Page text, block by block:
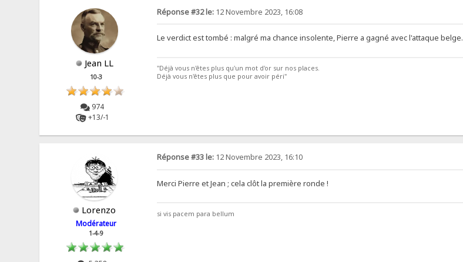
Jean LL
10-3
974
+13/-1
Réponse #32 le:12 Novembre 2023, 16:08
Le verdict est tombé : malgré ma chance insolente, Pierre a gagné avec l'attaque belge.
"Déjà vous n'êtes plus qu'un mot d'or sur nos places.
Déjà vous n'êtes plus que pour avoir péri"
Lorenzo
Modérateur
1-4-9
Réponse #33 le:12 Novembre 2023, 16:10
Merci Pierre et Jean ; cela clôt la première ronde !
si vis pacem para bellum